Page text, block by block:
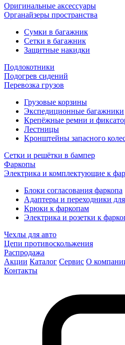
Оригинальные аксессуары
Органайзеры пространства
Сумки в багажник
Сетки в багажник
Защитные накидки
Подлокотники
Подогрев сидений
Перевозка грузов
Грузовые корзины
Экспедиционные багажники
Крепёжные ремни и
Лестницы
Кронштейны запасного
Сетки и решётки в бампер
Фаркопы
Электрика и комплектующие к
Блоки согласования фаркопа
Адаптеры и переходники
Крюки к фаркопам
Электрика и розетки к
Чехлы для авто
Цепи противоскольжения
Распродажа
Акции Каталог Сервис О
Контакты